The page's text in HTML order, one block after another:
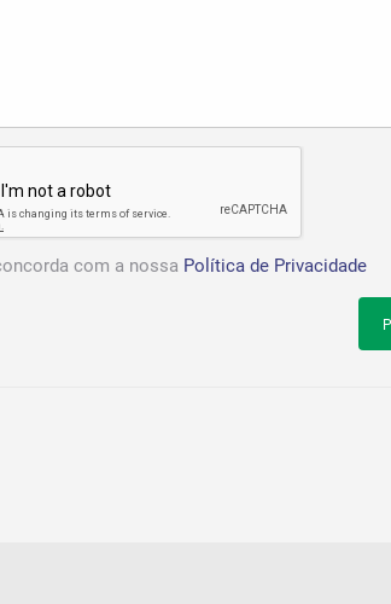
com a nossa Política de Privacidade